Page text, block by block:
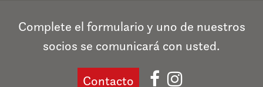
Complete el formulario y uno de nuestros
socios se comunicará con usted.
Contacto